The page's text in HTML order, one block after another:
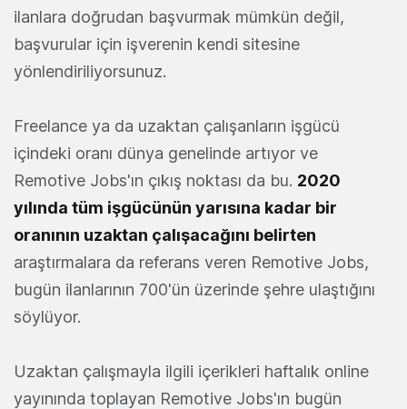
ilanlara doğrudan başvurmak mümkün değil,
başvurular için işverenin kendi sitesine
yönlendiriliyorsunuz.
Freelance ya da uzaktan çalışanların işgücü
içindeki oranı dünya genelinde artıyor ve
Remotive Jobs'ın çıkış noktası da bu. 2020
yılında tüm işgücünün yarısına kadar bir
oranının uzaktan çalışacağını belirten
araştırmalara da referans veren Remotive Jobs,
bugün ilanlarının 700'ün üzerinde şehre ulaştığını
söylüyor.
Uzaktan çalışmayla ilgili içerikleri haftalık online
yayınında toplayan Remotive Jobs'ın bugün